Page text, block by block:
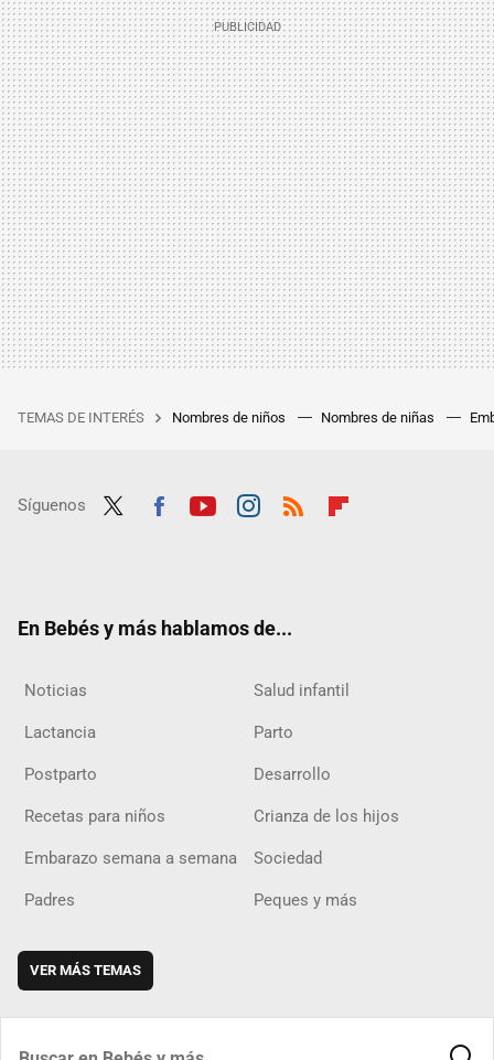
TEMAS DE INTERÉS Nombres de niños Nombres de niñas
Síguenos
En Bebés y más hablamos de...
Noticias Salud infantil
Lactancia Parto
Postparto Desarrollo
Recetas para niños Crianza de los hijos
Embarazo semana a semana Sociedad
Padres Peques y más
VER MÁS TEMAS